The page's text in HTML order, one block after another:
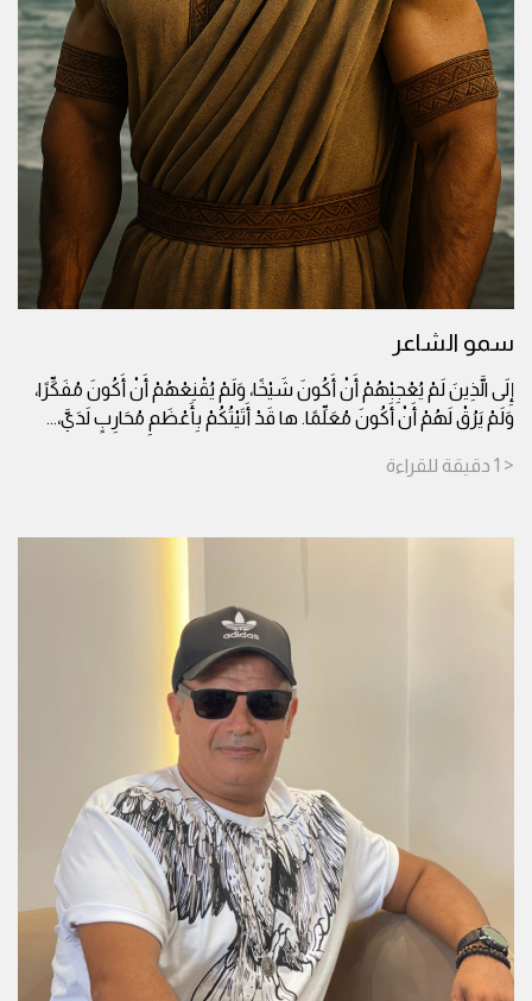
سمو الشاعر
إِلَى الَّذِينَ لَمْ يُعْجِبْهُمْ أَنْ أَكُونَ شَيْخًا، وَلَمْ يُقْنِعْهُمْ أَنْ أَكُونَ مُفَكِّرًا،
وَلَمْ يَرُقْ لَهُمْ أَنْ أَكُونَ مُعَلِّمًا. ها قَدْ أَتَيْتُكُمْ بِأَعْظَمِ مُحَارِبٍ لَدَيَّ،...
< 1 دقيقة للقراءة